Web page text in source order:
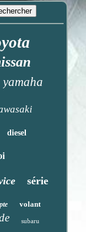
yamaha
diesel
série
volant
subaru